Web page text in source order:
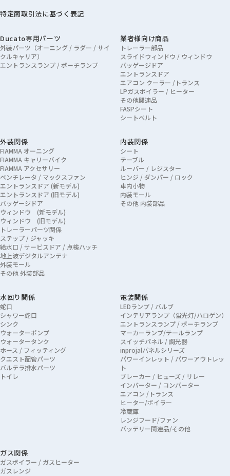
特定商取引法に基づく表記
Ducato専用パーツ
外装パーツ（オーニング / ラダー / サイ
クルキャリア）
エントランスランプ / ポーチランプ
業者様向け商品
トレーラー部品
スライドウィンドウ / ウィンドウ
バッゲージドア
エントランスドア
エアコン クーラー /トランス
LPガスボイラー / ヒーター
その他関連品
FASPシート
シートベルト
外装関係
FIAMMA オーニング
FIAMMA キャリーバイク
FIAMMA アクセサリー
ベンチレータ / マックスファン
エントランスドア (新モデル)
エントランスドア (旧モデル)
バッゲージドア
ウィンドウ (新モデル)
ウィンドウ (旧モデル)
トレーラーパーツ関係
ステップ / ジャッキ
給水口 / サービスドア / 点検ハッチ
地上波デジタルアンテナ
外装モール
その他 外装部品
内装関係
シート
テーブル
ルーバー / レジスター
ヒンジ / ダンパー / ロック
車内小物
内装モール
その他 内装部品
水回り関係
蛇口
シャワー蛇口
シンク
ウォーターポンプ
ウォータータンク
ホース / フィッティング
クエスト配管パーツ
バルテラ排水パーツ
トイレ
電装関係
LEDランプ / バルブ
インテリアランプ（蛍光灯/ハロゲン）
エントランスランプ / ポーチランプ
マーカーランプ/テールランプ
スイッチパネル / 調光器
inprojalパネルシリーズ
パワーインレット / パワーアウトレッ
ト
ブレーカー / ヒューズ / リレー
インバーター / コンバーター
エアコン /トランス
ヒーター/ボイラー
冷蔵庫
レンジフード/ファン
バッテリー関連品/その他
ガス関係
ガスボイラー / ガスヒーター
ガスレンジ